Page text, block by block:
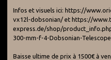
Infos et visuels ici: https://
vx12l-dobsonian/ et https://
express.de/shop/
300-mm-f-4-Dobsonian-
Baisse ultime de prix à 1500€ à